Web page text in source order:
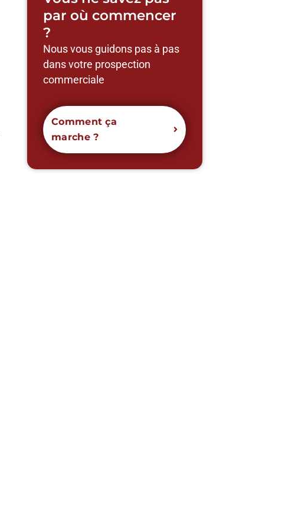
par où commencer
?
Nous vous guidons pas à pas
dans votre prospection
commerciale
Comment ça
marche ?